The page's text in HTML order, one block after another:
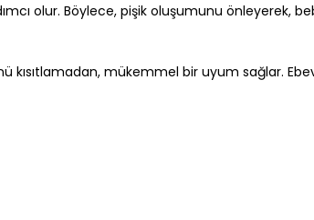
olur. Böylece, pişik oluşumunu önleyerek,
kısıtlamadan, mükemmel bir uyum sağlar.